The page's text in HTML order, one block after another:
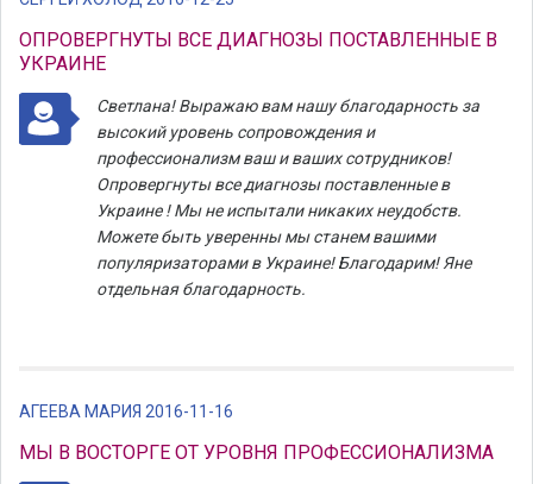
ОПРОВЕРГНУТЫ ВСЕ ДИАГНОЗЫ ПОСТАВЛЕННЫЕ В
УКРАИНЕ
Светлана! Выражаю вам нашу благодарность за
высокий уровень сопровождения и
профессионализм ваш и ваших сотрудников!
Опровергнуты все диагнозы поставленные в
Украине ! Мы не испытали никаких неудобств.
Можете быть уверенны мы станем вашими
популяризаторами в Украине! Благодарим! Яне
отдельная благодарность.
АГЕЕВА МАРИЯ 2016-11-16
МЫ В ВОСТОРГЕ ОТ УРОВНЯ ПРОФЕССИОНАЛИЗМА